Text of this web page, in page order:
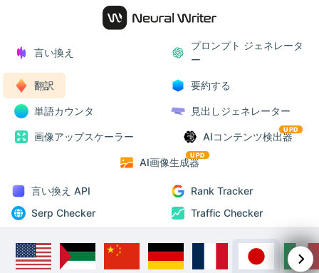
言い換え
プロンプト ジェネレータ
ー
翻訳 要約する
単語カウンタ 見出しジェネレーター
画像アップスケーラー AIコンテンツ検出器
UPD
AI画像生成器
UPD
言い換え API
Rank Tracker
Serp Checker
Traffic Checker